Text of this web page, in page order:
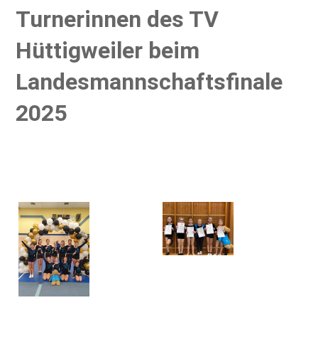
Turnerinnen des TV
Hüttigweiler beim
Landesmannschaftsfinale
2025